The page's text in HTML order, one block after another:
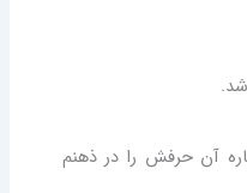
آن حرفش را در ذهنم